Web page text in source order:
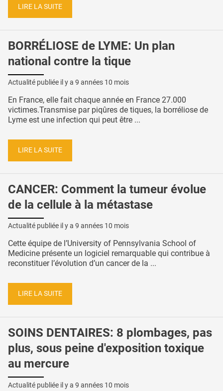
LIRE LA SUITE
BORRÉLIOSE de LYME: Un plan
national contre la tique
Actualité publiée il y a 9 années 10 mois
En France, elle fait chaque année en France 27.000
victimes.Transmise par piqûres de tiques, la borréliose de
Lyme est une infection qui peut être ...
LIRE LA SUITE
CANCER: Comment la tumeur évolue
de la cellule à la métastase
Actualité publiée il y a 9 années 10 mois
Cette équipe de l’University of Pennsylvania School of
Medicine présente un logiciel remarquable qui contribue à
reconstituer l’évolution d’un cancer de la ...
LIRE LA SUITE
SOINS DENTAIRES: 8 plombages, pas
plus, sous peine d'exposition toxique
au mercure
Actualité publiée il y a 9 années 10 mois